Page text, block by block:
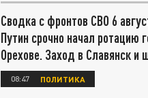
Сводка с фронтов СВО 6
Путин срочно начал ротацию
Орехове. Заход в Славянск и
08:47 ПОЛИТИКА